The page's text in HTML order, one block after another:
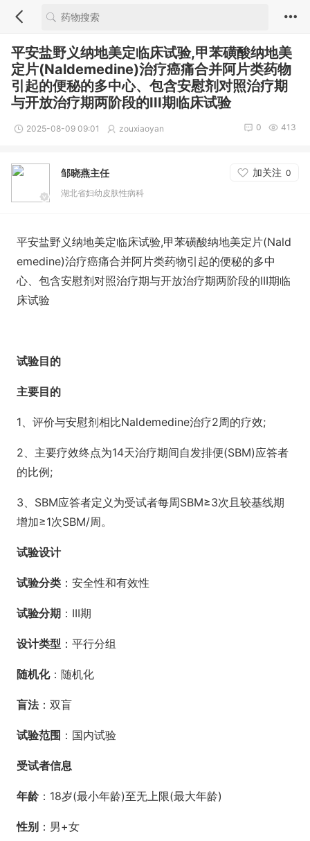
平安盐野义纳地美定临床试验,甲苯磺酸纳地美
定片(Naldemedine)治疗癌痛合并阿片类药物
引起的便秘的多中心、包含安慰剂对照治疗期
与开放治疗期两阶段的III期临床试验
2025-08-09 09:01 zouxiaoyan 413
0
邹晓燕主任 加关注 0
湖北省妇幼皮肤性病科
平安盐野义纳地美定临床试验,甲苯磺酸纳地美定片(Nald
emedine)治疗癌痛合并阿片类药物引起的便秘的多中
心、包含安慰剂对照治疗期与开放治疗期两阶段的III期临
床试验
试验目的
主要目的
1、评价与安慰剂相比Naldemedine治疗2周的疗效;
2、主要疗效终点为14天治疗期间自发排便(SBM)应答者
的比例;
3、SBM应答者定义为受试者每周SBM≥3次且较基线期
增加≥1次SBM/周。
试验设计
试验分类 ：安全性和有效性
试验分期 ：III期
设计类型 ：平行分组
随机化：随机化
盲法：双盲
试验范围 ：国内试验
受试者信息
年龄：18岁(最小年龄)至无上限(最大年龄)
性别 ：男+女